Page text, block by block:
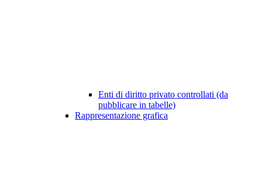
Enti di diritto privato controllati (da
pubblicare in tabelle)
Rappresentazione grafica